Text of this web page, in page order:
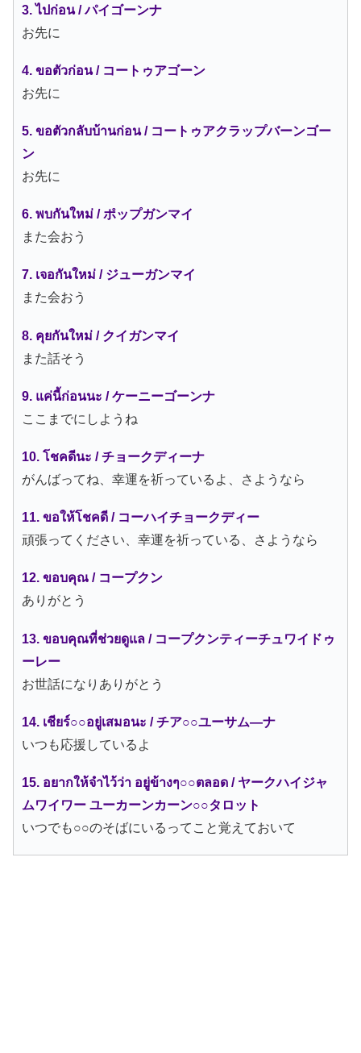
3. ไปก่อน / パイゴーンナ
お先に
4. ขอตัวก่อน / コートゥアゴーン
お先に
5. ขอตัวกลับบ้านก่อน / コートゥアクラップバーンゴー
ン
お先に
6. พบกันใหม่ / ポップガンマイ
また会おう
7. เจอกันใหม่ / ジューガンマイ
また会おう
8. คุยกันใหม่ / クイガンマイ
また話そう
9. แค่นี้ก่อนนะ / ケーニーゴーンナ
ここまでにしようね
10. โชคดีนะ / チョークディーナ
がんばってね、幸運を祈っているよ、さようなら
11. ขอให้โชคดี / コーハイチョークディー
頑張ってください、幸運を祈っている、さようなら
12. ขอบคุณ / コープクン
ありがとう
13. ขอบคุณที่ช่วยดูแล / コープクンティーチュワイドゥ
ーレー
お世話になりありがとう
14. เชียร์○○อยู่เสมอนะ / チア○○ユーサム―ナ
いつも応援しているよ
15. อยากให้จำไว้ว่า อยู่ข้างๆ○○ตลอด / ヤークハイジャ
ムワイワー ユーカーンカーン○○タロット
いつでも○○のそばにいるってこと覚えておいて